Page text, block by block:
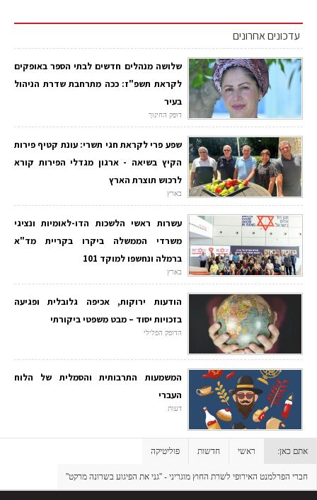
עדכונים אחרונים
שלושה מנהלים חדשים לבתי הספר באופקים
לקראת תשפ"ז: ככה מתרחבת שדרת הניהול
בעיר
דופק החינוך
שפע פרי לקראת חגי תשרי: עונת קטיף פירות
הקיץ בשיאה - ארגון מגדלי הפירות קורא
לרכוש תוצרת הארץ
בארץ
עשרות ראשי הלשכות הדו-לאומיות ונציגי
משרדי הממשלה ביקרו בקריית מד"א
ברמלה ונחשפו למוקד 101
בארץ
הודעות ירוקות, אכיפה גלובלית ופגיעה
בזכויות יסוד – מבט משפטי ביקורתי
הדופק הפלילי
המשמעות התרבותית והסמלית של הלוח
העברי
דעות
אתם כאן: ראשי חדשות פוליטיקה
חברי הפרלמנט האירופי לשרת החוץ מוגריני - ''גני את הפיגוע בשרונה מרקט''